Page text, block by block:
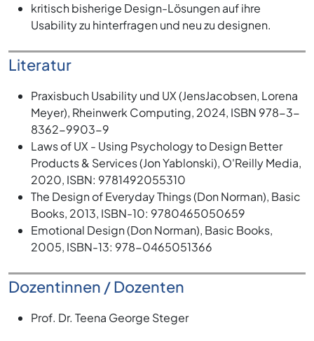
kritisch bisherige Design-Lösungen auf ihre
Usability zu hinterfragen und neu zu designen.
Literatur
Praxisbuch Usability und UX (JensJacobsen, Lorena
Meyer), Rheinwerk Computing, 2024, ISBN 978-3-
8362-9903-9
Laws of UX - Using Psychology to Design Better
Products & Services (Jon Yablonski), O'Reilly Media,
2020, ISBN: 9781492055310
The Design of Everyday Things (Don Norman), Basic
Books, 2013, ISBN-10: 9780465050659
Emotional Design (Don Norman), Basic Books,
2005, ISBN-13: 978-0465051366
Dozentinnen / Dozenten
Prof. Dr. Teena George Steger